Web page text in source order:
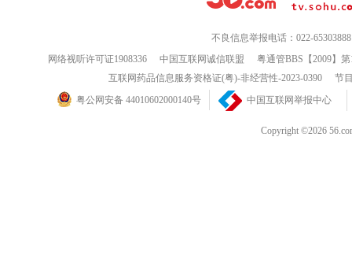
不良信息举报电话：022-65303888
网络视听许可证1908336
中国互联网诚信联盟
粤通管BBS【2009】
互联网药品信息服务资格证(粤)-非经营性-2023-0390
节
粤公网安备 44010602000140号
中国互联网举报中心
Copyright ©2026